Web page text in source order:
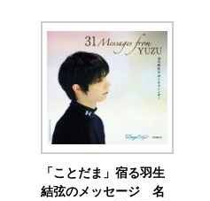
「ことだま」宿る羽生
結弦のメッセージ 名